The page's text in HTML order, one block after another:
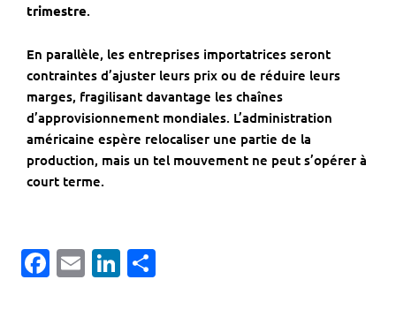
trimestre.
En parallèle, les entreprises importatrices seront
contraintes d’ajuster leurs prix ou de réduire leurs
marges, fragilisant davantage les chaînes
d’approvisionnement mondiales. L’administration
américaine espère relocaliser une partie de la
production, mais un tel mouvement ne peut s’opérer à
court terme.
Facebook
EmailLinkedIn